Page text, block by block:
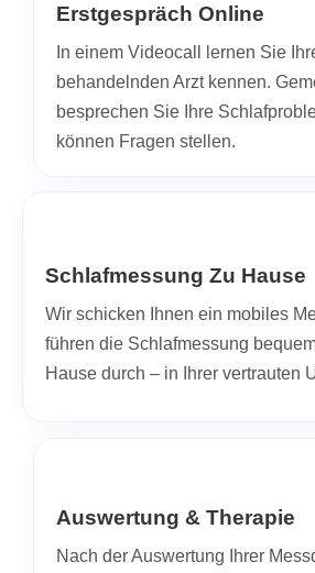
Erstgespräch Online
In einem Videocall lernen Sie
behandelnden Arzt kennen.
besprechen Sie Ihre
können Fragen stellen.
Schlafmessung Zu Hause
Wir schicken Ihnen ein mobiles
führen die Schlafmessung
Hause durch – in Ihrer vertrauten
Auswertung & Therapie
Nach der Auswertung Ihrer